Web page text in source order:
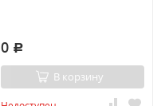
0 Р
В корзину